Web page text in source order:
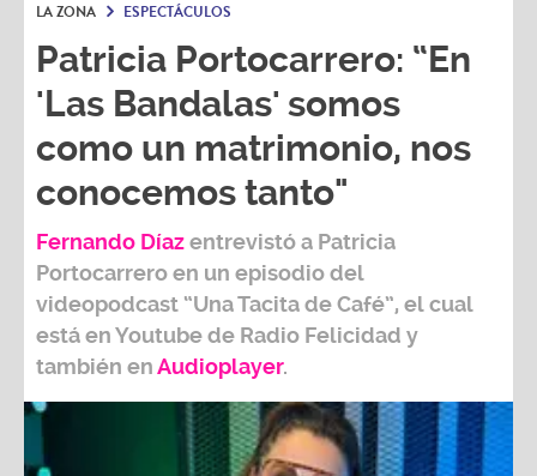
LA ZONA ESPECTÁCULOS
Patricia Portocarrero: “En
'Las Bandalas' somos
como un matrimonio, nos
conocemos tanto"
Fernando Díazentrevistó a Patricia
Portocarreroen un episodio del
videopodcast “Una Tacita de Café”, el cual
está en Youtube de Radio Felicidad y
también enAudioplayer.